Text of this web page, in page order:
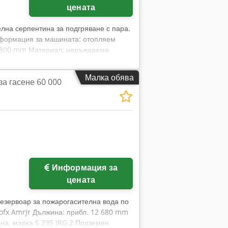
цената
серпентина за подгряване с пара.
за машината: отопляем
mm Материал: неръждаема
на дъното, горен люк, преливник
Малка обява
снимки
гасене 60 000
цената
за пожарогасителна вода по
Amrjr Дължина: прибл. 12 680 mm
марка S 235 JRG 2 Подземен